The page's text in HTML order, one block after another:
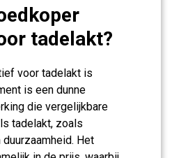
tadelakt?
voor tadelakt is
is een dunne
die vergelijkbare
tadelakt, zoals
Het